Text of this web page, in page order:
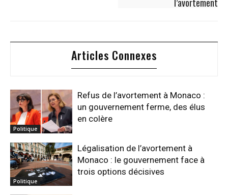
Articles Connexes
Politique
Refus de l’avortement à Monaco :
un gouvernement ferme, des élus
en colère
Politique
Légalisation de l’avortement à
Monaco : le gouvernement face à
trois options décisives